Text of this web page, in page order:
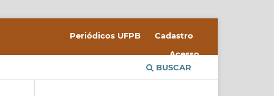
BUSCAR
Periódicos UFPB
Cadastro
Acesso